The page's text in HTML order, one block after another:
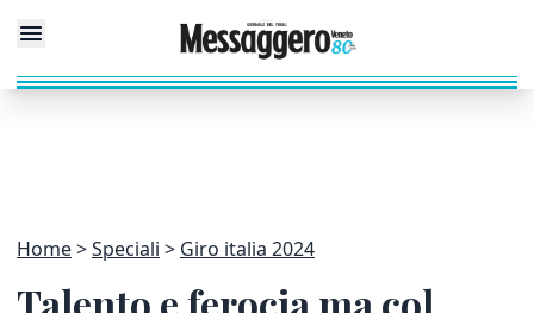
Home Speciali Giro italia 2024